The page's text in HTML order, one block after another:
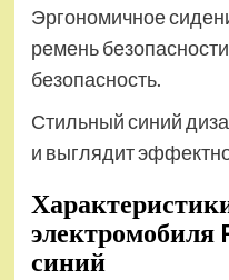
Эргономичное
ремень
безопасность.
Стильный синий
и выглядит
электромобиля
синий